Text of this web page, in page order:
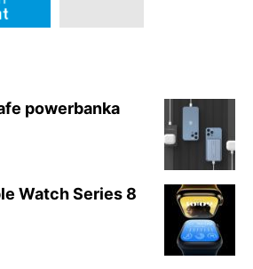
powerbanka
Watch Series 8